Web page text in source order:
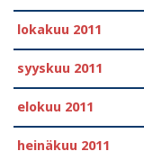
lokakuu 2011
syyskuu 2011
elokuu 2011
heinäkuu 2011